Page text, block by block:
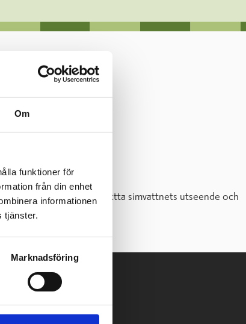
Om
funktioner för
från din enhet
informationen
tjänster.
Marknadsföring
simmarna att iaktta simvattnets utseende och